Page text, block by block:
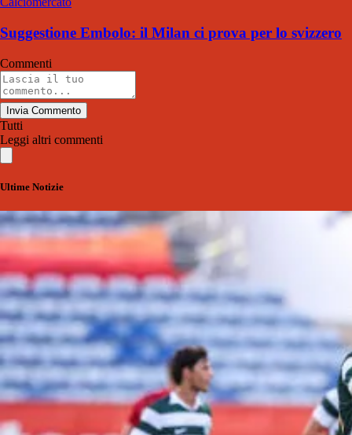
Suggestione Embolo: il Milan ci prova per lo svizzero
Commenti
Invia Commento
Tutti
Leggi altri commenti
Ultime Notizie